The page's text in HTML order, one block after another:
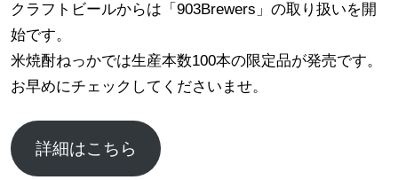
クラフトビールからは「903Brewers」の取り扱いを開
始です。
米焼酎ねっかでは生産本数100本の限定品が発売です。
お早めにチェックしてくださいませ。
詳細はこちら